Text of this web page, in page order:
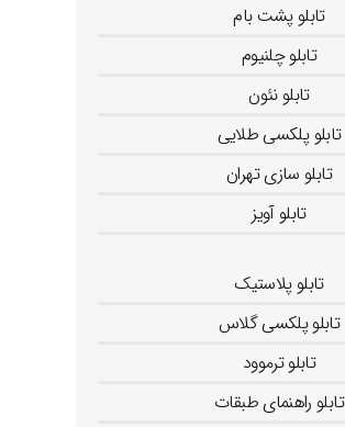
تابلو پشت بام
تابلو چلنیوم
تابلو نئون
تابلو پلکسی طلایی
تابلو سازی تهران
تابلو آویز
تابلو پلاستیک
تابلو پلکسی گلاس
تابلو ترموود
تابلو راهنمای طبقات